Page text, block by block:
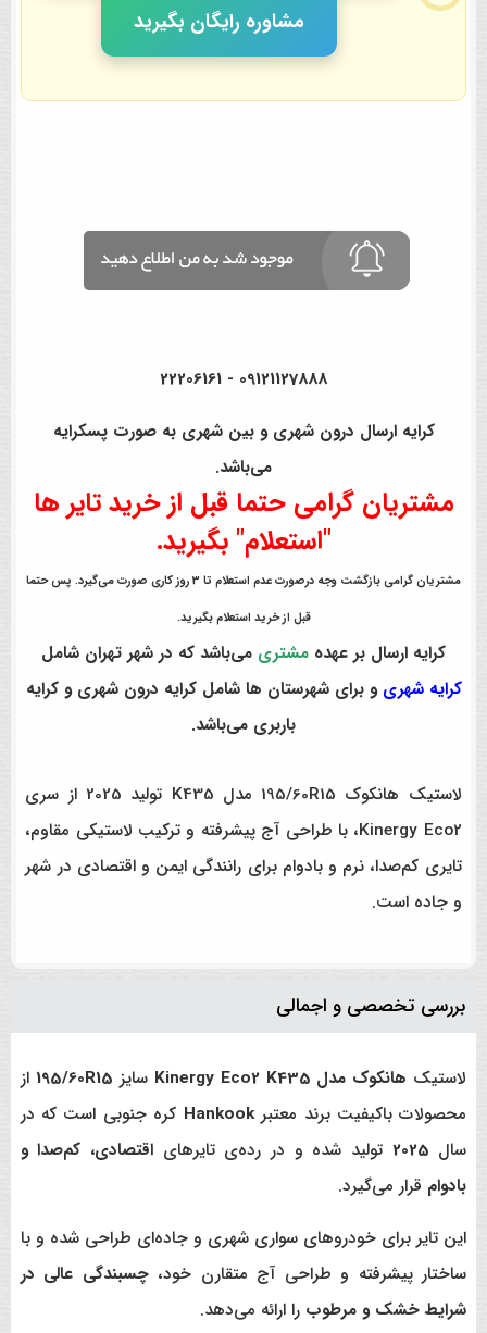
مشاوره رایگان بگیرید
09121127888 - 22206161
کرایه ارسال درون شهری و بین شهری به صورت پسکرایه
می‌باشد.
مشتریان گرامی حتما قبل از خرید تایر ها
"استعلام" بگیرید.
مشتریان گرامی بازگشت وجه درصورت عدم استعلام تا 3 روز کاری صورت می‌گیرد. پس حتما
قبل از خرید استعلام بگیرید.
کرایه ارسال بر عهده مشتری می‌باشد که در شهر تهران شامل
کرایه شهری و برای شهرستان ها شامل کرایه درون شهری و کرایه
باربری می‌باشد.
لاستیک هانکوک 195/60R15 مدل K435 تولید 2025 از سری
Kinergy Eco2، با طراحی آج پیشرفته و ترکیب لاستیکی مقاوم،
تایری کم‌صدا، نرم و بادوام برای رانندگی ایمن و اقتصادی در شهر
و جاده است.
بررسی تخصصی و اجمالی
لاستیک هانکوک مدل Kinergy Eco2 K435 سایز 195/60R15 از
محصولات باکیفیت برند معتبرHankook کره جنوبی است که در
سال 2025 تولید شده و در رده‌ی تایرهایاقتصادی، کم‌صدا و
بادوام قرار می‌گیرد.
این تایر برای خودروهای سواری شهری و جاده‌ای طراحی شده و با
ساختار پیشرفته و طراحی آج متقارن خود،چسبندگی عالی در
شرایط خشک و مرطوب را ارائه می‌دهد.